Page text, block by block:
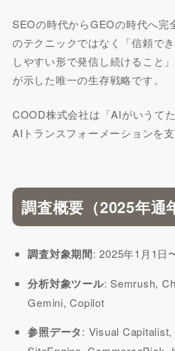
SEOの時代からGEOの時代へ完
のテクニックではなく「信頼で
しやすい形で発信し続けること
が示した唯一の生存戦略です。
COOD株式会社は「AIがいうて
AIトランスフォーメーションを支
調査概要（2025年通
調査対象期間: 2025年1月1日
分析対象ツール: Semrush,
Gemini, Copilot
参照データ: Visual